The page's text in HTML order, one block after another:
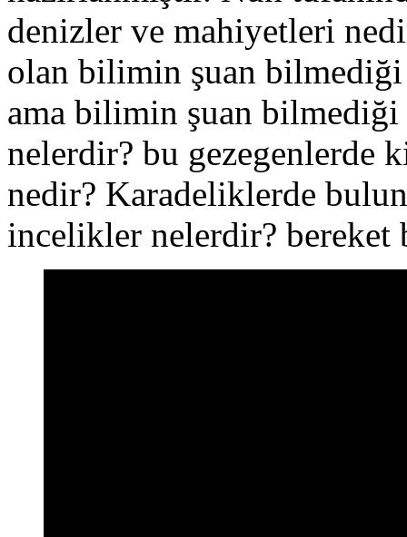
denizler ve mahiyetleri
olan bilimin şuan
ama bilimin şuan bilmediği
nelerdir? bu gezegenlerde
nedir? Karadeliklerde
incelikler nelerdir? bereket